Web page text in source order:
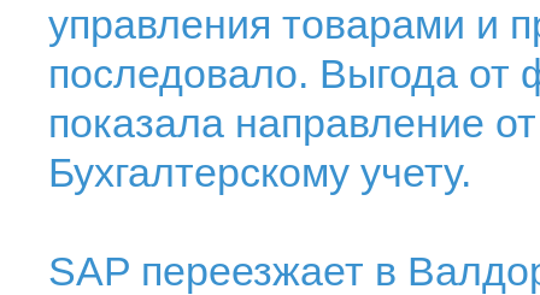
управления товарами и
последовало. Выгода от
показала направление
Бухгалтерскому учету.
SAP переезжает в